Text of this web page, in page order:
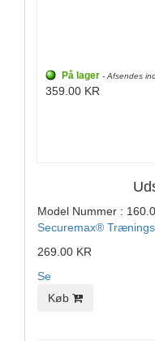
På lager - Afsendes
359.00 KR
Model Nummer :
Securemax®
269.00 KR
Se
Køb